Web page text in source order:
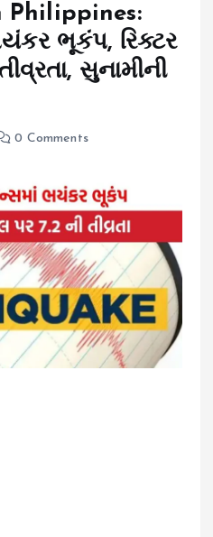
Philippines:
ભૂકંપ, રિક્ટર
સુનામીની
0 Comments